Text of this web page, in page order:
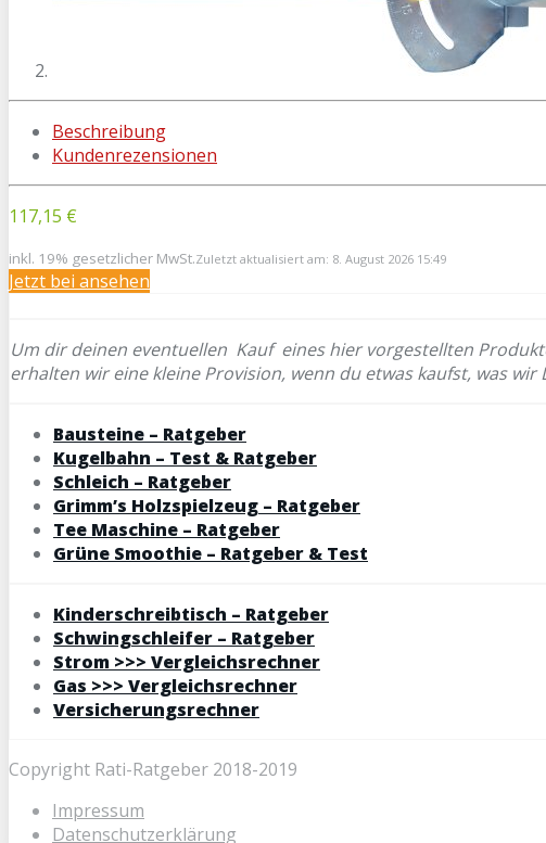
Beschreibung
Kundenrezensionen
117,15 €
inkl. 19% gesetzlicher MwSt.Zuletzt aktualisiert am: 8. August 2026 15:49
Jetzt bei ansehen
Um dir deinen eventuellen Kauf eines hier vorgestellten
erhalten wir eine kleine Provision, wenn du etwas kaufst, was
Bausteine – Ratgeber
Kugelbahn – Test & Ratgeber
Schleich – Ratgeber
Grimm’s Holzspielzeug – Ratgeber
Tee Maschine – Ratgeber
Grüne Smoothie – Ratgeber & Test
Kinderschreibtisch – Ratgeber
Schwingschleifer – Ratgeber
Strom >>> Vergleichsrechner
Gas >>> Vergleichsrechner
Versicherungsrechner
Copyright Rati-Ratgeber 2018-2019
Impressum
Datenschutzerklärung